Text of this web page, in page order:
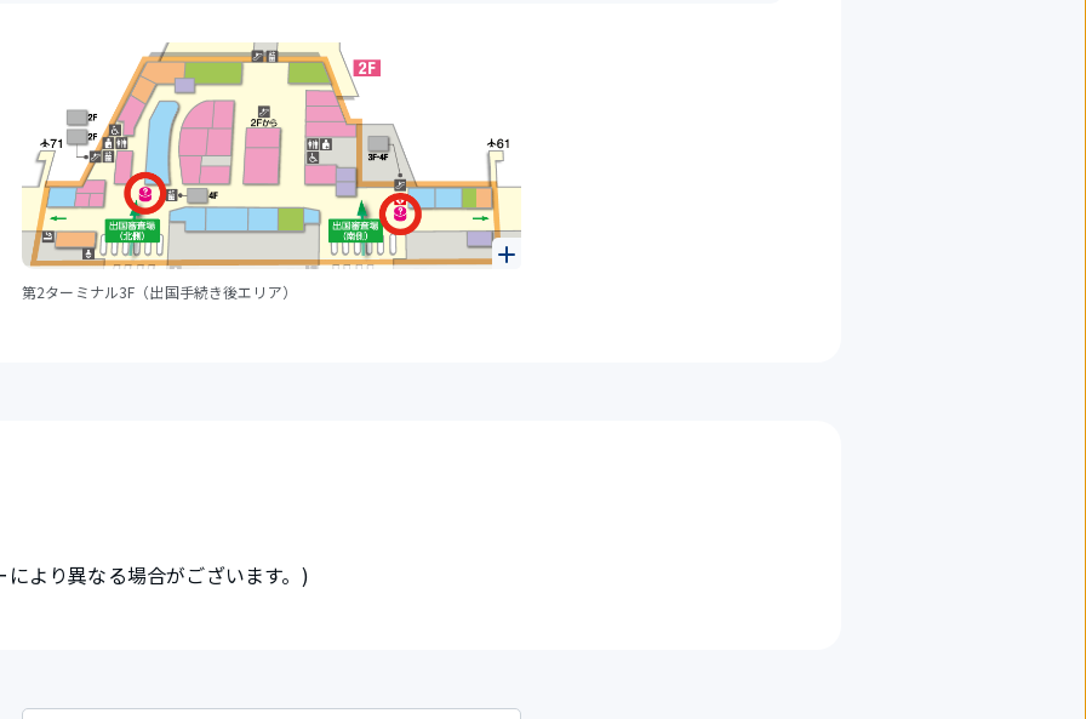
第2ターミナル3F（出国手続き後エリア）
より異なる場合がございます。)